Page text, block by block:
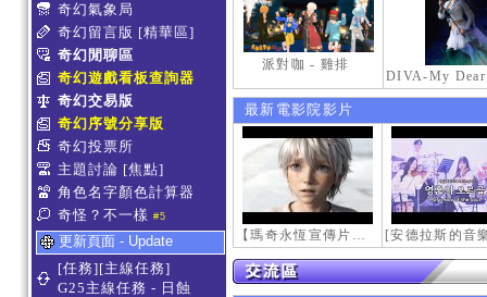
奇幻氣象局
奇幻留言版 [精華區]
奇幻閒聊區
奇幻遊戲看板查詢器
奇幻交易版
奇幻序號分享版
奇幻投票所
主題討論 [焦點]
角色名字顏色計算器
奇怪？不一樣 #5
更新頁面 - Update
[任務][主線任務]
G25主線任務 - 日蝕
派對咖 - 雞排
最新電影院影片
【瑪奇永恆宣傳片】最初的感動